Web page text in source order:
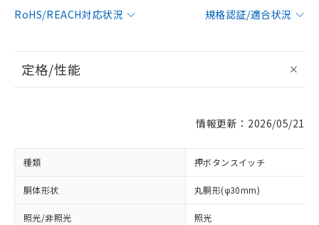
RoHS/REACH対応状況
規格認証/適合状況
定格/性能
情報更新：2026/05/21
種類 押ボタンスイッチ
胴体形状 丸胴形(φ30mm)
照光/非照光 照光